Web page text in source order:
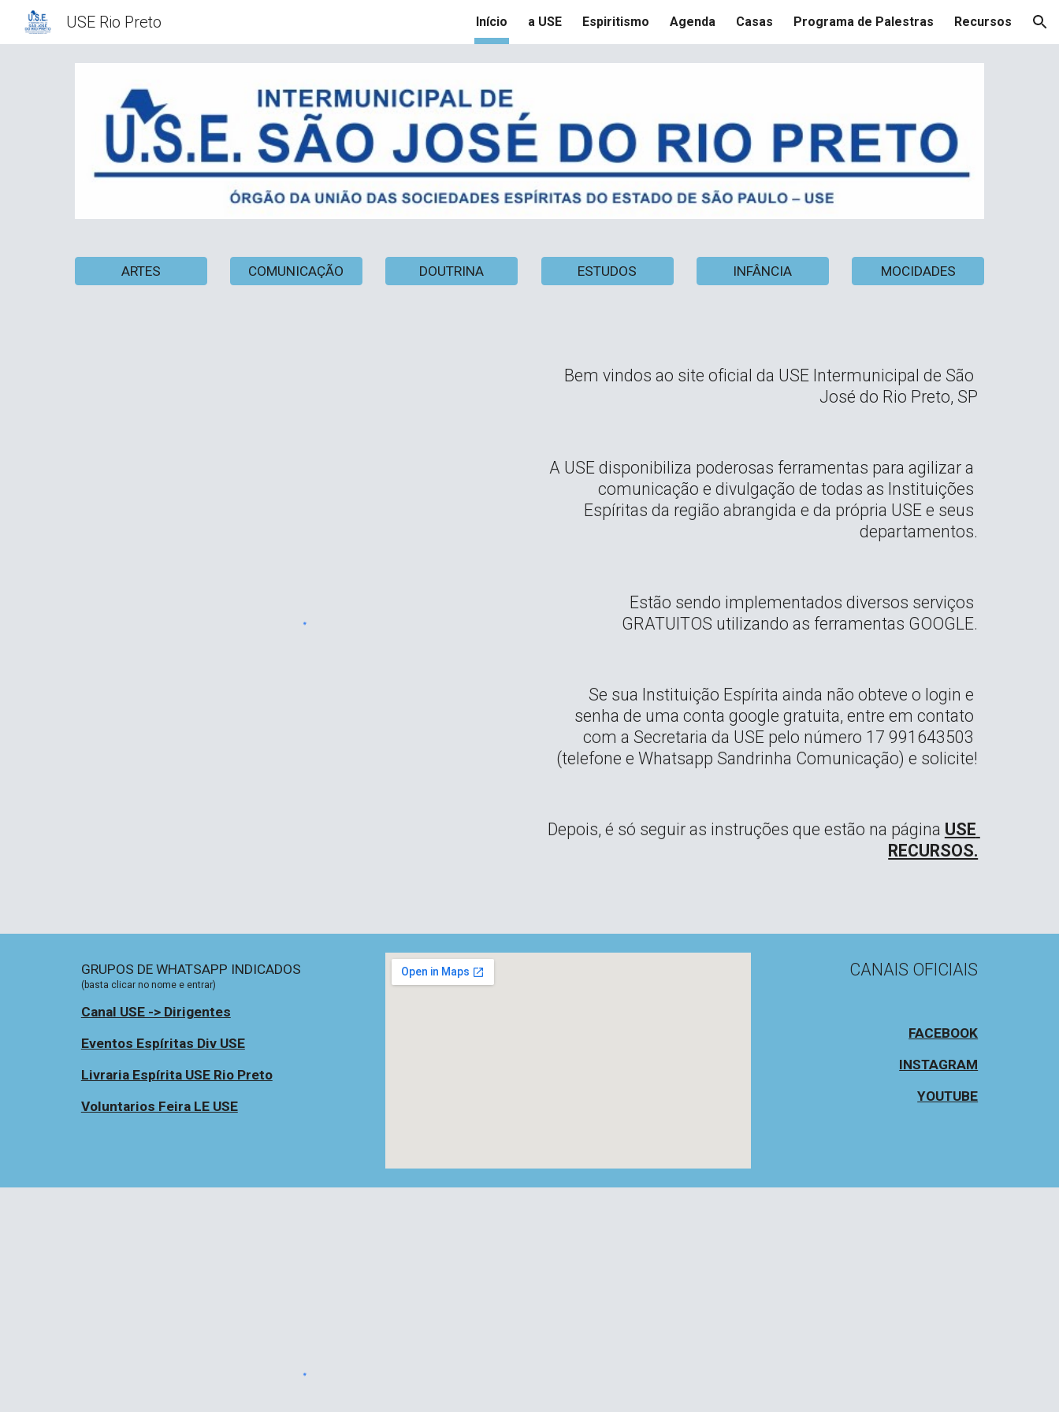
Skip to navigation
USE Rio Preto Início a USE Espiritismo Agenda Casas Programa de Palestras Recursos
ARTES COMUNICAÇÃO DOUTRINA ESTUDOS INFÂNCIA MOCIDADES
Bem vindos ao site oficial da USE Intermunicipal de São
José do Rio Preto, SP
A USE disponibiliza poderosas ferramentas para agilizar a
comunicação e divulgação de todas as Instituições
Espíritas da região abrangida e da própria USE e seus
departamentos.
Estão sendo implementados diversos serviços
GRATUITOS utilizando as ferramentas GOOGLE.
Se sua Instituição Espírita ainda não obteve o login e
senha de uma conta google gratuita, entre em contato
com a Secretaria da USE pelo número 17 991643503
(telefone e Whatsapp Sandrinha Comunicação) e solicite!
Depois, é só seguir as instruções que estão na página USE
RECURSOS.
GRUPOS DE WHATSAPP INDICADOS
(basta clicar no nome e entrar)
Canal USE -> Dirigentes
Eventos Espíritas Div USE
Livraria Espírita USE Rio Preto
Voluntarios Feira LE USE
CANAIS OFICIAIS
FACEBOOK
INSTAGRAM
YOUTUBE